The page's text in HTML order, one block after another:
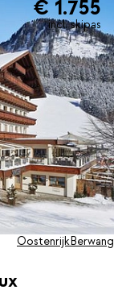
zachtjes valt.
je ski’s aan bij
centrum van
of
uitvalsbasis
voor wie houdt
een blik op de
€ 1.755
incl. skipas
OostenrijkBerwang